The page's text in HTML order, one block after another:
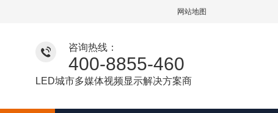
网站地图
咨询热线：
400-8855-460
LED城市多媒体视频显示解决方案商